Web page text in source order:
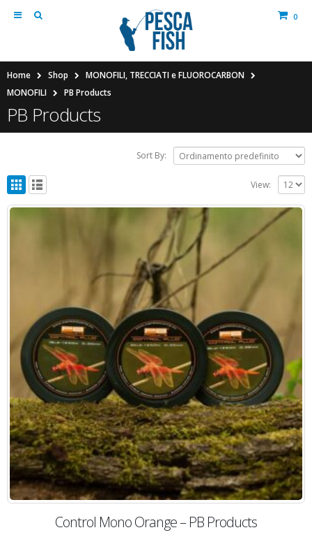
0
Home Shop
MONOFILI, TRECCIATI e FLUOROCARBON
MONOFILI
PB Products
PB Products
Sort By:
View:
Control Mono Orange – PB Products